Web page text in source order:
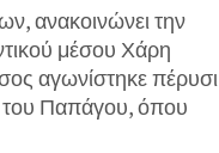
ανακοινώνει την
μέσου Χάρη
αγωνίστηκε πέρυσι
Παπάγου, όπου